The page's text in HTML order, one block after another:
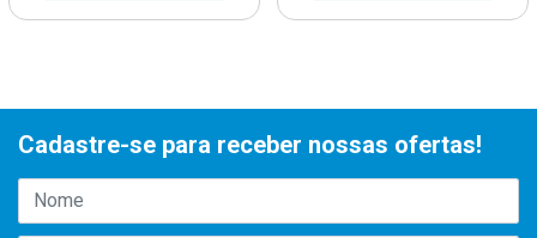
Cadastre-se para receber nossas ofertas!